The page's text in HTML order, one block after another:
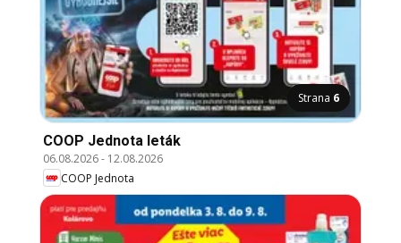
Strana 6
COOP Jednota leták
06.08.2026- 12.08.2026
COOP Jednota